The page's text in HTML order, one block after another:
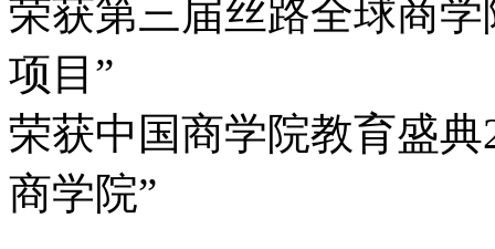
荣获第三届丝路全球商
项目”
荣获中国商学院教育盛
商学院”